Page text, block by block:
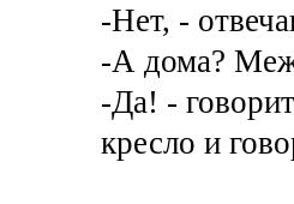
-Нет, -
-А дома?
-Да! -
кресло и